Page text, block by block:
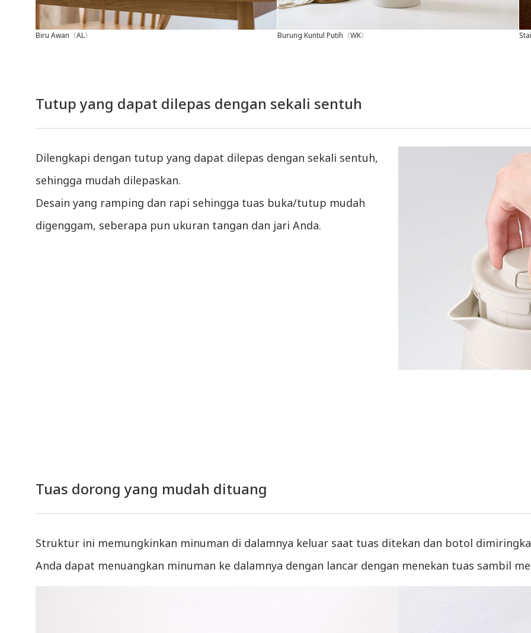
Biru Awan〈AL〉 Burung Kuntul Putih〈WK〉
Tutup yang dapat dilepas dengan sekali sentuh
Dilengkapi dengan tutup yang dapat dilepas dengan sekali sentuh,
sehingga mudah dilepaskan.
Desain yang ramping dan rapi sehingga tuas buka/tutup mudah
digenggam, seberapa pun ukuran tangan dan jari Anda.
Tuas dorong yang mudah dituang
Struktur ini memungkinkan minuman di dalamnya keluar saat tuas ditekan dan botol
Anda dapat menuangkan minuman ke dalamnya dengan lancar dengan menekan tuas sambil